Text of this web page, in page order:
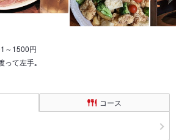
～1500円
って左手｡
コース